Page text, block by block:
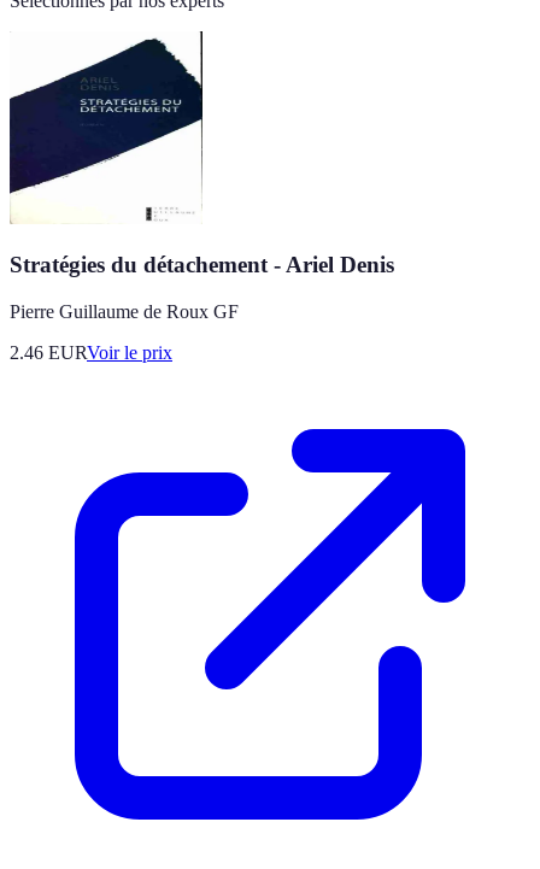
Stratégies du détachement - Ariel Denis
Pierre Guillaume de Roux GF
2.46 EURVoir le prix